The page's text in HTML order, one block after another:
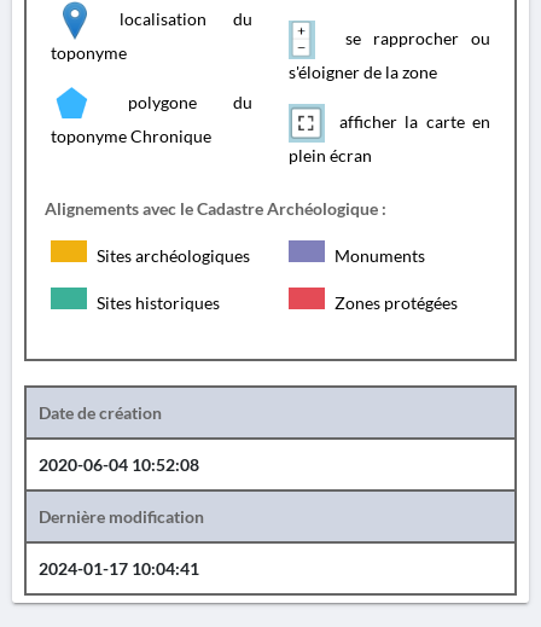
localisation du
toponyme
polygone du
toponyme Chronique
se rapprocher ou
s'éloigner de la zone
afficher la carte en
plein écran
Alignements avec le Cadastre Archéologique :
Sites archéologiques Monuments
Sites historiques Zones protégées
Date de création
2020-06-04 10:52:08
Dernière modification
2024-01-17 10:04:41